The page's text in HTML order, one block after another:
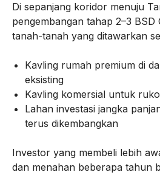
Di sepanjang koridor menuju
pengembangan tahap 2–3 BSD
tanah-tanah yang ditawarkan
Kavling rumah premium di
eksisting
Kavling komersial untuk
Lahan investasi jangka
terus dikembangkan
Investor yang membeli lebih
dan menahan beberapa tahun